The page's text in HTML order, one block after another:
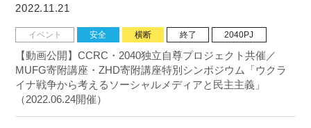
2022.11.21
イベント 安全 横断 終了 2040PJ
【動画公開】CCRC・2040独立自尊プロジェクト共催／
MUFG寄附講座・ZHD寄附講座特別シンポジウム「ウクラ
イナ戦争から考えるソーシャルメディアと民主主義」
（2022.06.24開催）